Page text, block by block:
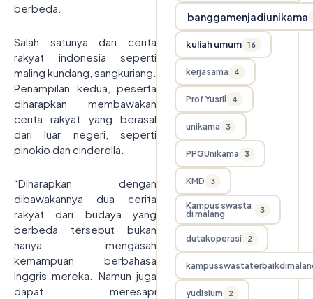
berbeda.
Salah satunya dari cerita
rakyat indonesia seperti
maling kundang, sangkuriang.
Penampilan kedua, peserta
diharapkan membawakan
cerita rakyat yang berasal
dari luar negeri, seperti
pinokio dan cinderella.
“Diharapkan dengan
dibawakannya dua cerita
rakyat dari budaya yang
berbeda tersebut bukan
hanya mengasah
kemampuan berbahasa
Inggris mereka. Namun juga
dapat meresapi
banggamenjadiunikama
kuliah umum 16
kerjasama 4
Prof Yusril 4
unikama 3
PPGUnikama 3
KMD 3
Kampus swasta
di malang
3
dutakoperasi 2
yudisium 2